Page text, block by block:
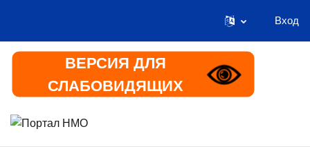
ВЕРСИЯ ДЛЯ
СЛАБОВИДЯЩИХ
Вход